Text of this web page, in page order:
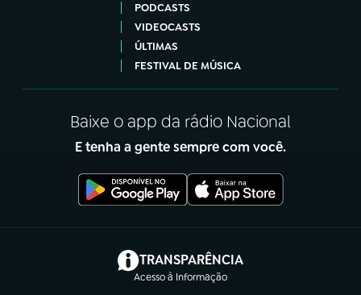
PODCASTS
VIDEOCASTS
ÚLTIMAS
FESTIVAL DE MÚSICA
Baixe o app da rádio Nacional
E tenha a gente sempre com você.
TRANSPARÊNCIA
Acesso à Informação
(abre em nova aba)